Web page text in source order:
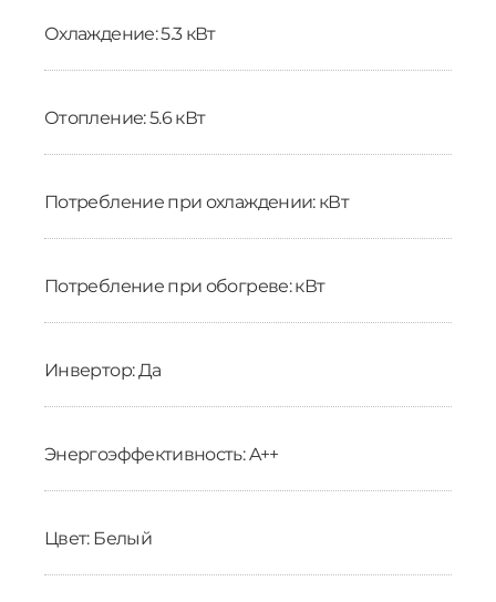
Охлаждение: 5.3 кВт
Отопление: 5.6 кВт
Потребление при охлаждении: кВт
Потребление при обогреве: кВт
Инвертор: Да
Энергоэффективность: A++
Цвет: Белый